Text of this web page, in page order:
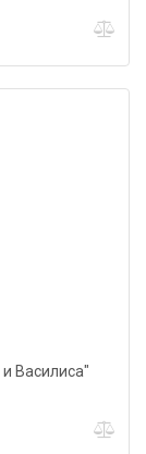
Василиса"